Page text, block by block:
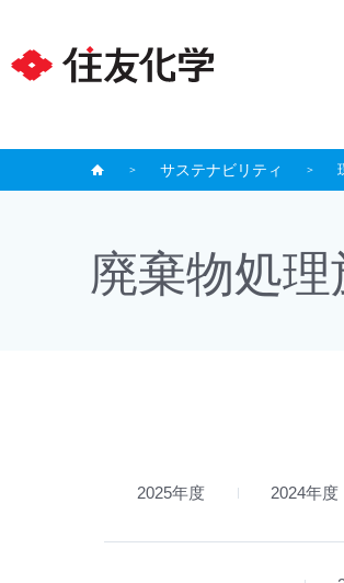
サステナビリティ
廃棄物処
2025年度 2024年度